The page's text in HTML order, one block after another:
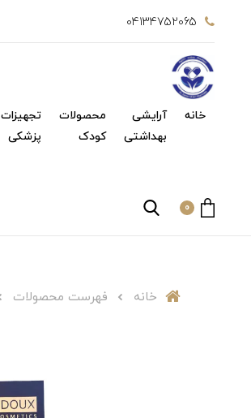
04134752065
خانه
آرایشی
بهداشتی
محصولات
کودک
تجهیزات
پزشکی
0
خانه فهرست محصولات